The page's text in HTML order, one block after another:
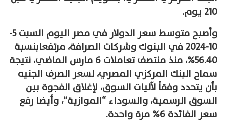
210 يوم.
وأصبح متوسط سعر الدولار في مصر اليوم السبت 5-
10-2024 في البنوك وشركات الصرافة، مرتفعابنسبة
56.40%، منذ منتصف تعاملات 6 مارس الماضي، نتيجة
سماح البنك المركزي المصري، لسعر الصرف الجنيه
بأن يتحدد وفقاً لآليات السوق، لإغلاق الفجوة بين
السوق الرسمية، والسوداء “الموازية”، وأيضا رفع
سعر الفائدة 6% مرة واحدة.